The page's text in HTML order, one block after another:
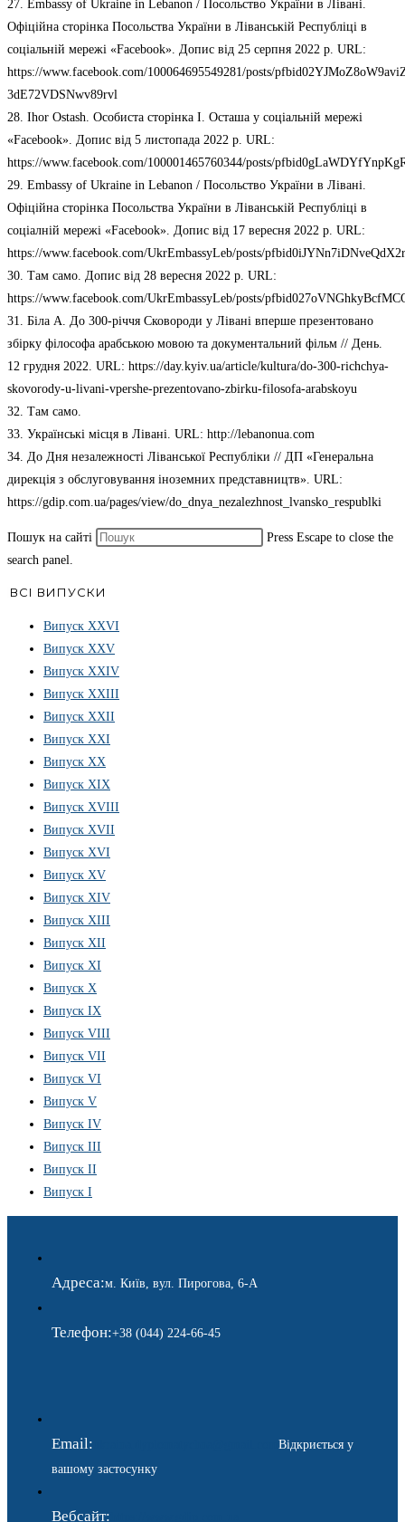
27. Embassy of Ukraine in Lebanon / Посольство України в Лівані.
Офіційна сторінка Посольства України в Ліванській Республіці в
соціальній мережі «Facebook». Допис від 25 серпня 2022 р. URL:
https://www.facebook.com/100064695549281/posts/
3dE72VDSNwv89rvl
28. Ihor Ostash. Особиста сторінка І. Осташа у соціальній мережі
«Facebook». Допис від 5 листопада 2022 р. URL:
https://www.facebook.com/100001465760344/posts/
29. Embassy of Ukraine in Lebanon / Посольство України в Лівані.
Офіційна сторінка Посольства України в Ліванській Республіці в
соціалній мережі «Facebook». Допис від 17 вересня 2022 р. URL:
https://www.facebook.com/UkrEmbassyLeb/posts/
30. Там само. Допис від 28 вересня 2022 р. URL:
https://www.facebook.com/UkrEmbassyLeb/posts/
31. Біла А. До 300-річчя Сковороди у Лівані вперше презентовано
збірку філософа арабською мовою та документальний фільм // День.
12 грудня 2022. URL: https://day.kyiv.ua/article/kultura/do-300-richchya-
skovorody-u-livani-vpershe-prezentovano-zbirku-filosofa-arabskoyu
32. Там само.
33. Українські місця в Лівані. URL: http://lebanonua.com
34. До Дня незалежності Ліванської Республіки // ДП «Генеральна
дирекція з обслуговування іноземних представництв». URL:
https://gdip.com.ua/pages/view/do_dnya_nezalezhnost_lvansko_respublki
Пошук на сайті
Press Escape to close the
search panel.
ВСІ ВИПУСКИ
Випуск ХХVІ
Випуск XXV
Випуск XXIV
Випуск XXIII
Випуск XXII
Випуск XXI
Випуск XX
Випуск XIX
Випуск XVIII
Випуск XVII
Випуск XVI
Випуск XV
Випуск XIV
Випуск XIII
Випуск XII
Випуск XI
Випуск X
Випуск IX
Випуск VIII
Випуск VII
Випуск VI
Випуск V
Випуск IV
Випуск III
Випуск II
Випуск I
Адреса:м. Київ, вул. Пирогова, 6-А
Телефон:+38 (044) 224-66-45
Email:
Відкриється у
вашому застосунку
Вебсайт: